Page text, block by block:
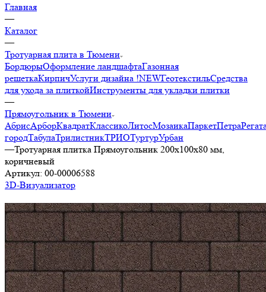
Главная
—
Каталог
—
Тротуарная плита в Тюмени
БордюрыОформление ландшафтаГазонная
решеткаКирпичУслуги дизайна !NEWГеотекстильСредства
для ухода за плиткойИнструменты для укладки плитки
—
Прямоугольник в Тюмени
АбрисАрборКвадратКлассикоЛитосМозаикаПаркетПетра
городТабулаТрилистникТРИОТуртурУрбан
—Тротуарная плитка Прямоугольник 200х100х80 мм,
коричневый
Артикул: 00-00006588
3D-Визуализатор